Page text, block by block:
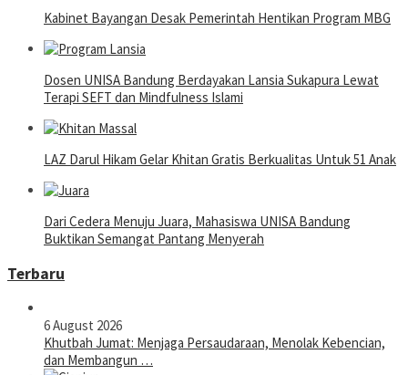
Kabinet Bayangan Desak Pemerintah Hentikan Program MBG
Dosen UNISA Bandung Berdayakan Lansia Sukapura Lewat
Terapi SEFT dan Mindfulness Islami
LAZ Darul Hikam Gelar Khitan Gratis Berkualitas Untuk 51 Anak
Dari Cedera Menuju Juara, Mahasiswa UNISA Bandung
Buktikan Semangat Pantang Menyerah
Terbaru
6 August 2026
Khutbah Jumat: Menjaga Persaudaraan, Menolak Kebencian,
dan Membangun …